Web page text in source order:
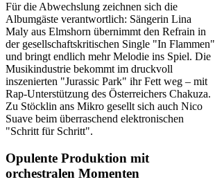
Für die Abwechslung zeichnen sich die
Albumgäste verantwortlich: Sängerin Lina
Maly aus Elmshorn übernimmt den Refrain in
der gesellschaftskritischen Single "In Flammen"
und bringt endlich mehr Melodie ins Spiel. Die
Musikindustrie bekommt im druckvoll
inszenierten "Jurassic Park" ihr Fett weg – mit
Rap-Unterstützung des Österreichers Chakuza.
Zu Stöcklin ans Mikro gesellt sich auch Nico
Suave beim überraschend elektronischen
"Schritt für Schritt".
Opulente Produktion mit
orchestralen Momenten